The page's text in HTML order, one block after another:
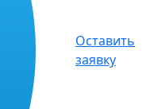
Оставить
заявку